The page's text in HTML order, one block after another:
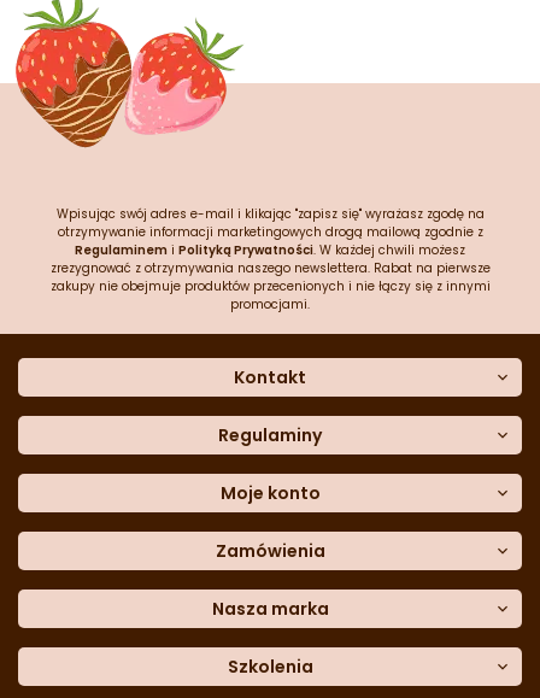
Wpisując swój adres e-mail i klikając "zapisz się" wyrażasz zgodę na
otrzymywanie informacji marketingowych drogą mailową zgodnie z
Regulaminem i Polityką Prywatności. W każdej chwili możesz
zrezygnować z otrzymywania naszego newslettera. Rabat na pierwsze
zakupy nie obejmuje produktów przecenionych i nie łączy się z innymi
promocjami.
Kontakt
Dane kontaktowe
Często zadawane pytania
Sklep stacjonarny
Formularz kontaktowy
Blog
telefon:601 767 272
Regulaminy
Polityka prywatności
Polityka cookies
Polityka reklamacji
Polityka zwrotów
Dostępność cyfrowa
Moje konto
Moje dane
Historia zamówień
Lista ulubionych
Moje rabaty
Zamówienia
Metody płatności
Dane do przelewu
Formularzreklamacji
Formularzzwrotu
Nasza marka
Trio Gelato
CDN
Szkolenia